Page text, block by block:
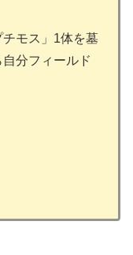
モス」1体を墓
分フィールド